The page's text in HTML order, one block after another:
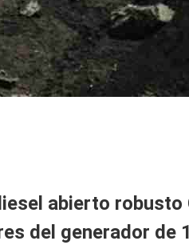
abierto robusto
del generador de